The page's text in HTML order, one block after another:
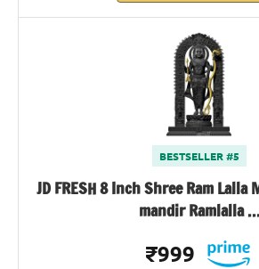
BESTSELLER #5
JD FRESH 8 Inch Shree Ram
mandir Ramlalla …
₹999